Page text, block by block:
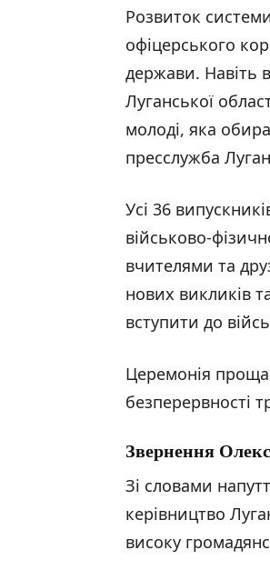
Розвиток
офіцерського
держави. Навіть
Луганської
молоді, яка
пресслужба
Усі 36
військово-
вчителями та
нових викликів
вступити до
Церемонія
безперервності
Звернення
Зі словами
керівництво
високу